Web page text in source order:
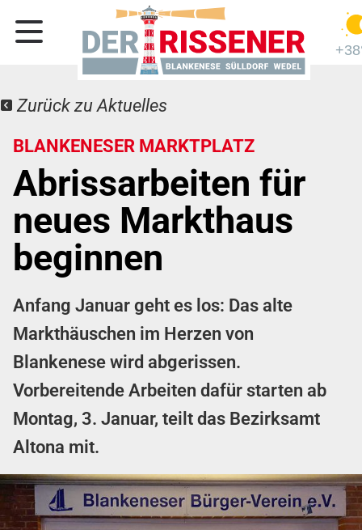
Zurück zu Aktuelles
BLANKENESER MARKTPLATZ
Abrissarbeiten für
neues Markthaus
beginnen
Anfang Januar geht es los: Das alte
Markthäuschen im Herzen von
Blankenese wird abgerissen.
Vorbereitende Arbeiten dafür starten ab
Montag, 3. Januar, teilt das Bezirksamt
Altona mit.